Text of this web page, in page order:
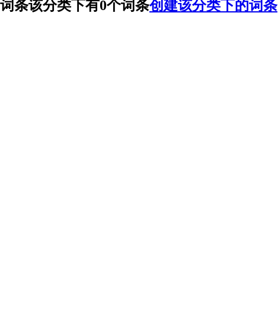
条该分类下有0个词条创建该分类下的词条